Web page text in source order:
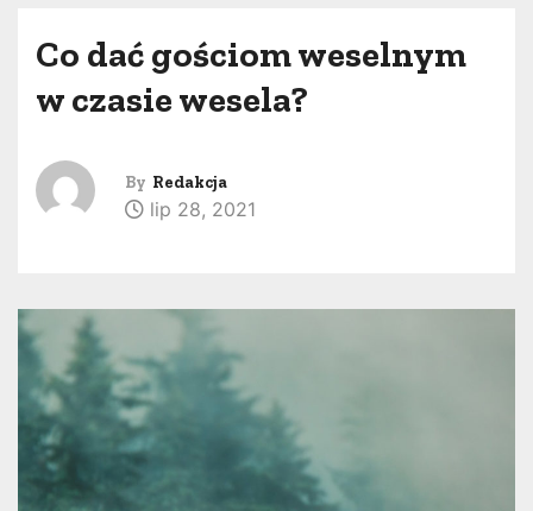
Co dać gościom weselnym
w czasie wesela?
By Redakcja
lip 28, 2021